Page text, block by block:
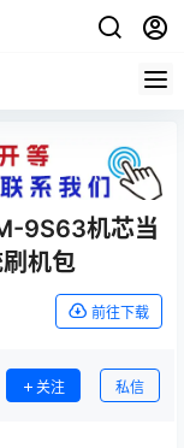
9S63机芯当
机包
前往下载
关注 私信